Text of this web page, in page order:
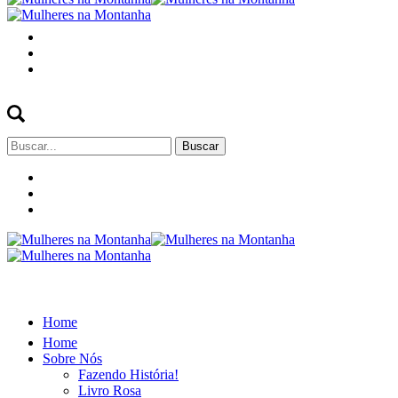
Buscar
por:
Home
Home
Sobre Nós
Fazendo História!
Livro Rosa